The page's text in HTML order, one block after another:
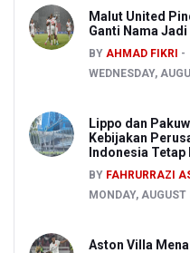
Malut United
Ganti Nama
BY AHMAD FIKRI
WEDNESDAY,
Lippo dan
Kebijakan
Indonesia
BY FAHRURRAZI
MONDAY,
Aston Villa